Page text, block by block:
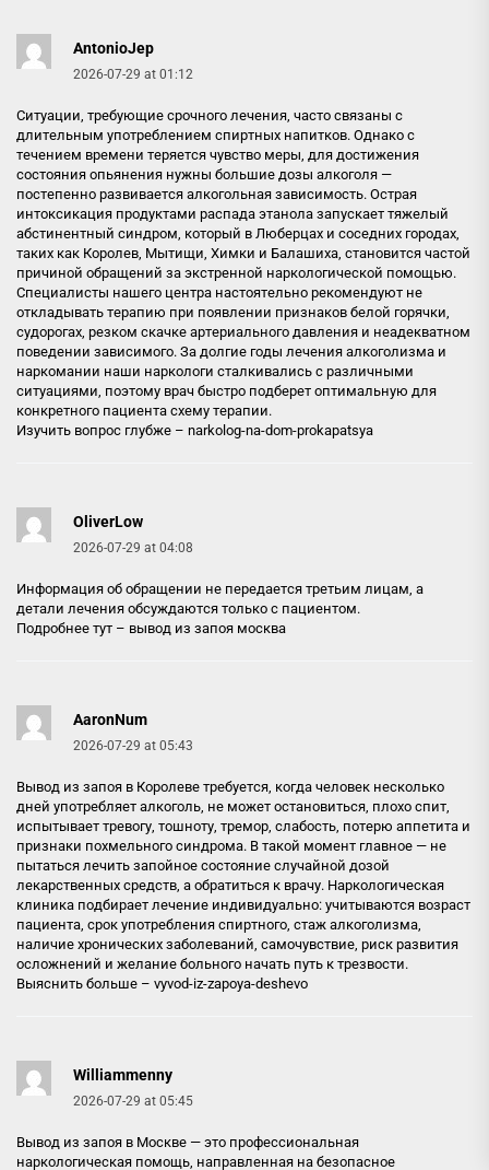
AntonioJep
2026-07-29 at 01:12
Ситуации, требующие срочного лечения, часто связаны с
длительным употреблением спиртных напитков. Однако с
течением времени теряется чувство меры, для достижения
состояния опьянения нужны большие дозы алкоголя —
постепенно развивается алкогольная зависимость. Острая
интоксикация продуктами распада этанола запускает тяжелый
абстинентный синдром, который в Люберцах и соседних городах,
таких как Королев, Мытищи, Химки и Балашиха, становится частой
причиной обращений за экстренной наркологической помощью.
Специалисты нашего центра настоятельно рекомендуют не
откладывать терапию при появлении признаков белой горячки,
судорогах, резком скачке артериального давления и неадекватном
поведении зависимого. За долгие годы лечения алкоголизма и
наркомании наши наркологи сталкивались с различными
ситуациями, поэтому врач быстро подберет оптимальную для
конкретного пациента схему терапии.
Изучить вопрос глубже – narkolog-na-dom-prokapatsya
OliverLow
2026-07-29 at 04:08
Информация об обращении не передается третьим лицам, а
детали лечения обсуждаются только с пациентом.
Подробнее тут – вывод из запоя москва
AaronNum
2026-07-29 at 05:43
Вывод из запоя в Королеве требуется, когда человек несколько
дней употребляет алкоголь, не может остановиться, плохо спит,
испытывает тревогу, тошноту, тремор, слабость, потерю аппетита и
признаки похмельного синдрома. В такой момент главное — не
пытаться лечить запойное состояние случайной дозой
лекарственных средств, а обратиться к врачу. Наркологическая
клиника подбирает лечение индивидуально: учитываются возраст
пациента, срок употребления спиртного, стаж алкоголизма,
наличие хронических заболеваний, самочувствие, риск развития
осложнений и желание больного начать путь к трезвости.
Выяснить больше – vyvod-iz-zapoya-deshevo
Williammenny
2026-07-29 at 05:45
Вывод из запоя в Москве — это профессиональная
наркологическая помощь, направленная на безопасное